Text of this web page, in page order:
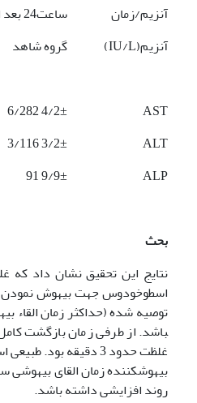
آنزیم/زمان
ساعت24 بعد از بیهوشی
آنزیم(IU/L)
گروه شاهد
AST
4/2± 6/282
ALT
3/2± 3/116
ALP
9/9± 91
بحث
نتایج این تحقیق نشان داد که
اسطوخودوس جهت بیهوش
باشد. از طرفی زمان بازگشت
غلظت حدود 3 دقیقه
بیهوش­کننده زمان القای بیهوشی
روند افزایشی داشته باشد.